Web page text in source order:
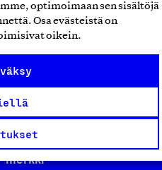
optimoimaan sen sisältöjä
Osa evästeistä on
oikein.
merkki